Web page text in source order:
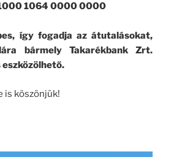
1064 0000 0000
így fogadja az átutalásokat,
bármely Takarékbank Zrt.
is köszönjük!